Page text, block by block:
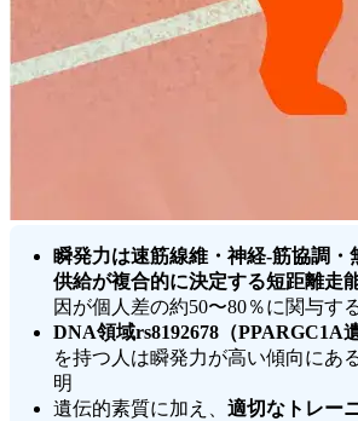
瞬発力は速筋線維・神経-筋協調・
供給が複合的に決定する短距離走
因が個人差の約50〜80％に関与す
DNA領域rs8192678（PPARGC1A
を持つ人は瞬発力が高い傾向にあ
明
遺伝的素質に加え、 適切なトレー